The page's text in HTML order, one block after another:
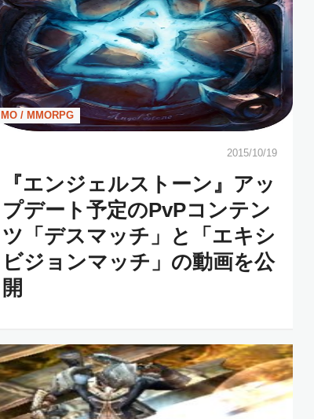
MO / MMORPG
2015/10/19
『エンジェルストーン』アッ
プデート予定のPvPコンテン
ツ「デスマッチ」と「エキシ
ビジョンマッチ」の動画を公
開